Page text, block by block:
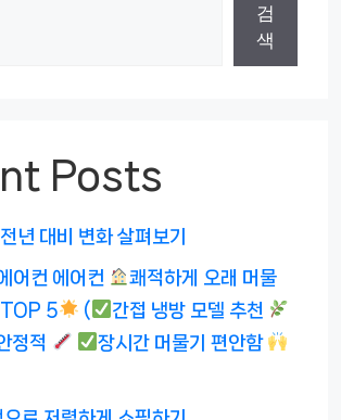
검
색
Posts
년 대비 변화 살펴보기
어컨 에어컨
쾌적하게 오래 머물
TOP 5
(
간접 냉방 모델 추천
정적
장시간 머물기 편안함